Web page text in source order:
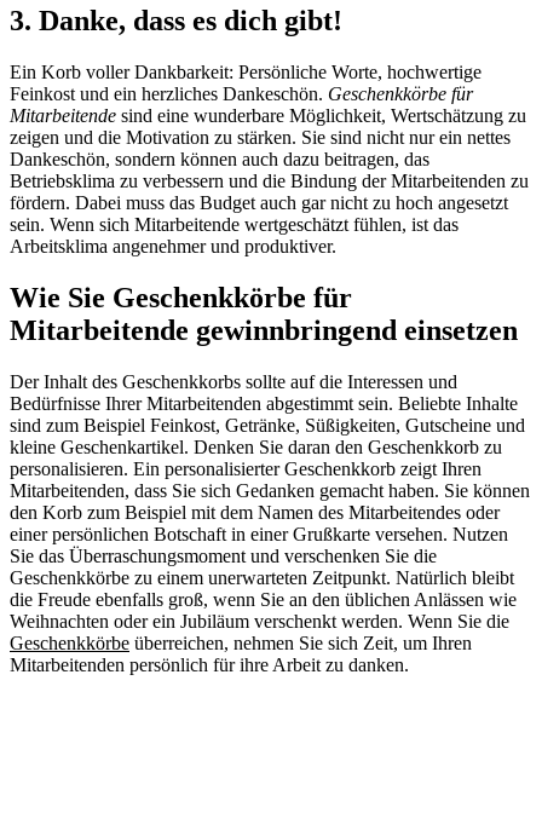
3. Danke, dass es dich gibt!
Ein Korb voller Dankbarkeit: Persönliche Worte, hochwertige
Feinkost und ein herzliches Dankeschön. Geschenkkörbe für
Mitarbeitende sind eine wunderbare Möglichkeit, Wertschätzung zu
zeigen und die Motivation zu stärken. Sie sind nicht nur ein nettes
Dankeschön, sondern können auch dazu beitragen, das
Betriebsklima zu verbessern und die Bindung der Mitarbeitenden zu
fördern. Dabei muss das Budget auch gar nicht zu hoch angesetzt
sein. Wenn sich Mitarbeitende wertgeschätzt fühlen, ist das
Arbeitsklima angenehmer und produktiver.
Wie Sie Geschenkkörbe für
Mitarbeitende gewinnbringend einsetzen
Der Inhalt des Geschenkkorbs sollte auf die Interessen und
Bedürfnisse Ihrer Mitarbeitenden abgestimmt sein. Beliebte Inhalte
sind zum Beispiel Feinkost, Getränke, Süßigkeiten, Gutscheine und
kleine Geschenkartikel. Denken Sie daran den Geschenkkorb zu
personalisieren. Ein personalisierter Geschenkkorb zeigt Ihren
Mitarbeitenden, dass Sie sich Gedanken gemacht haben. Sie können
den Korb zum Beispiel mit dem Namen des Mitarbeitendes oder
einer persönlichen Botschaft in einer Grußkarte versehen. Nutzen
Sie das Überraschungsmoment und verschenken Sie die
Geschenkkörbe zu einem unerwarteten Zeitpunkt. Natürlich bleibt
die Freude ebenfalls groß, wenn Sie an den üblichen Anlässen wie
Weihnachten oder ein Jubiläum verschenkt werden. Wenn Sie die
Geschenkkörbe überreichen, nehmen Sie sich Zeit, um Ihren
Mitarbeitenden persönlich für ihre Arbeit zu danken.